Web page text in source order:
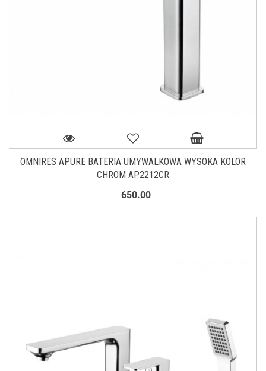
OMNIRES APURE BATERIA UMYWALKOWA WYSOKA KOLOR
CHROM AP2212CR
650.00